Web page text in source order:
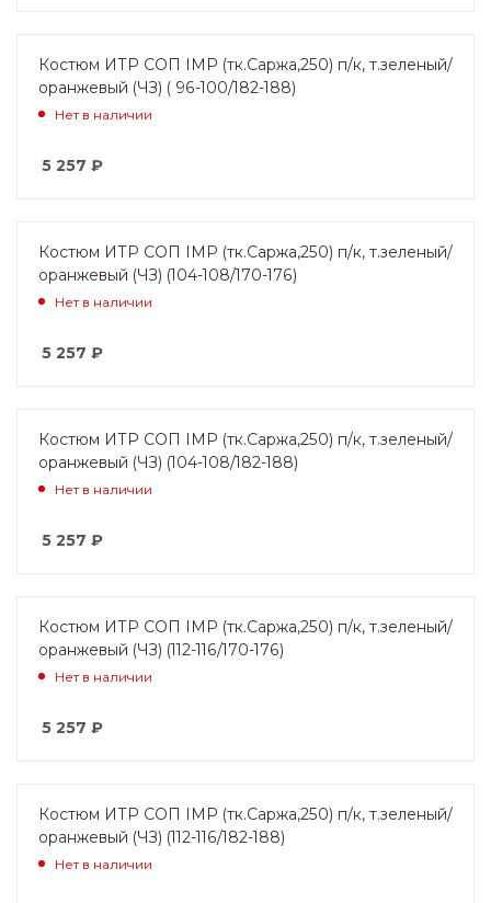
Костюм ИТР СОП IMP (тк.Саржа,250) п/к, т.зеленый/
оранжевый (ЧЗ) ( 96-100/182-188)
Нет в наличии
5 257 ₽
Костюм ИТР СОП IMP (тк.Саржа,250) п/к, т.зеленый/
оранжевый (ЧЗ) (104-108/170-176)
Нет в наличии
5 257 ₽
Костюм ИТР СОП IMP (тк.Саржа,250) п/к, т.зеленый/
оранжевый (ЧЗ) (104-108/182-188)
Нет в наличии
5 257 ₽
Костюм ИТР СОП IMP (тк.Саржа,250) п/к, т.зеленый/
оранжевый (ЧЗ) (112-116/170-176)
Нет в наличии
5 257 ₽
Костюм ИТР СОП IMP (тк.Саржа,250) п/к, т.зеленый/
оранжевый (ЧЗ) (112-116/182-188)
Нет в наличии